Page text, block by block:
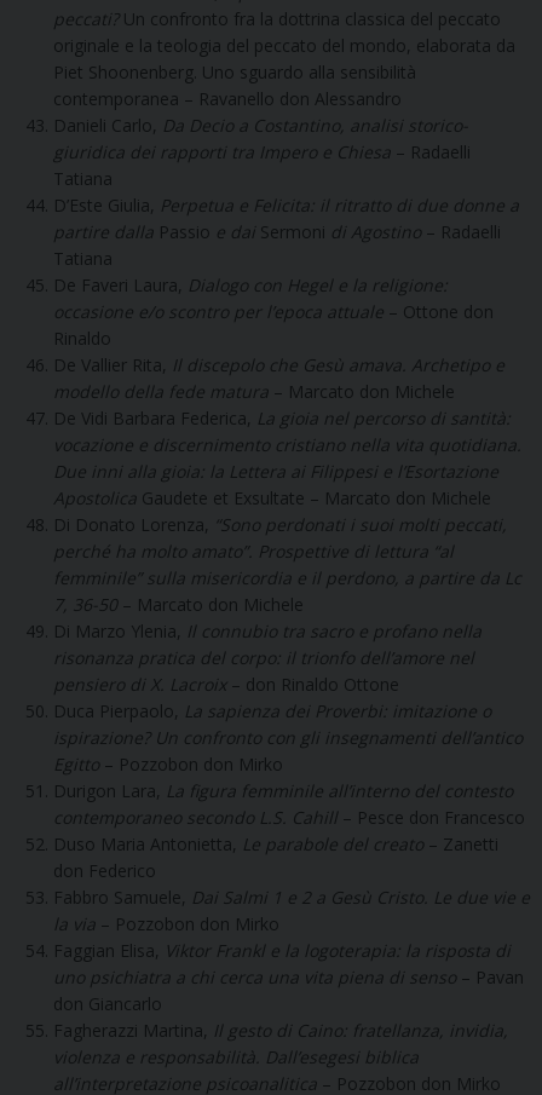
peccati? Un confronto fra la dottrina classica del peccato
originale e la teologia del peccato del mondo, elaborata da
Piet Shoonenberg. Uno sguardo alla sensibilità
contemporanea – Ravanello don Alessandro
Danieli Carlo, Da Decio a Costantino, analisi storico-
giuridica dei rapporti tra Impero e Chiesa – Radaelli
Tatiana
D’Este Giulia, Perpetua e Felicita: il ritratto di due donne a
partire dalla Passio e dai Sermoni di Agostino – Radaelli
Tatiana
De Faveri Laura, Dialogo con Hegel e la religione:
occasione e/o scontro per l’epoca attuale – Ottone don
Rinaldo
De Vallier Rita, Il discepolo che Gesù amava. Archetipo e
modello della fede matura – Marcato don Michele
De Vidi Barbara Federica, La gioia nel percorso di santità:
vocazione e discernimento cristiano nella vita quotidiana.
Due inni alla gioia: la Lettera ai Filippesi e l’Esortazione
Apostolica Gaudete et Exsultate – Marcato don Michele
Di Donato Lorenza, “Sono perdonati i suoi molti peccati,
perché ha molto amato”. Prospettive di lettura “al
femminile” sulla misericordia e il perdono, a partire da Lc
7, 36-50– Marcato don Michele
Di Marzo Ylenia, Il connubio tra sacro e profano nella
risonanza pratica del corpo: il trionfo dell’amore nel
pensiero di X. Lacroix – don Rinaldo Ottone
Duca Pierpaolo, La sapienza dei Proverbi: imitazione o
ispirazione? Un confronto con gli insegnamenti dell’antico
Egitto – Pozzobon don Mirko
Durigon Lara, La figura femminile all’interno del contesto
contemporaneo secondo L.S. Cahill – Pesce don Francesco
Duso Maria Antonietta, Le parabole del creato – Zanetti
don Federico
Fabbro Samuele, Dai Salmi 1 e 2 a Gesù Cristo. Le due vie e
la via – Pozzobon don Mirko
Faggian Elisa, Viktor Frankl e la logoterapia: la risposta di
uno psichiatra a chi cerca una vita piena di senso – Pavan
don Giancarlo
Fagherazzi Martina, Il gesto di Caino: fratellanza, invidia,
violenza e responsabilità. Dall’esegesi biblica
all’interpretazione psicoanalitica – Pozzobon don Mirko